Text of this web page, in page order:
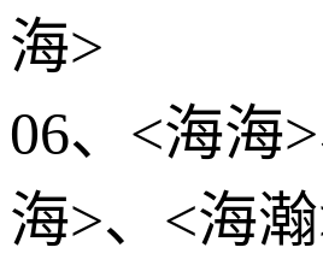
海>
06、<海海
海>、<海